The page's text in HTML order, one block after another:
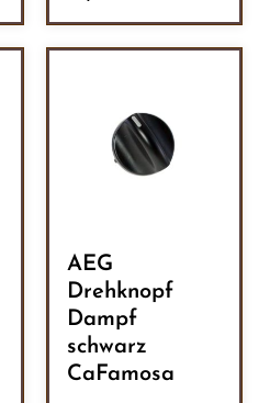
AEG
Drehknopf
Dampf
schwarz
CaFamosa